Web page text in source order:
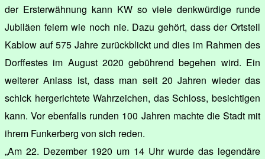
der Ersterwähnung kann KW so viele denkwürdige runde
Jubiläen feiern wie noch nie. Dazu gehört, dass der Ortsteil
Kablow auf 575 Jahre zurückblickt und dies im Rahmen des
Dorffestes im August 2020 gebührend begehen wird. Ein
weiterer Anlass ist, dass man seit 20 Jahren wieder das
schick hergerichtete Wahrzeichen, das Schloss, besichtigen
kann. Vor ebenfalls runden 100 Jahren machte die Stadt mit
ihrem Funkerberg von sich reden.
„Am 22. Dezember 1920 um 14 Uhr wurde das legendäre